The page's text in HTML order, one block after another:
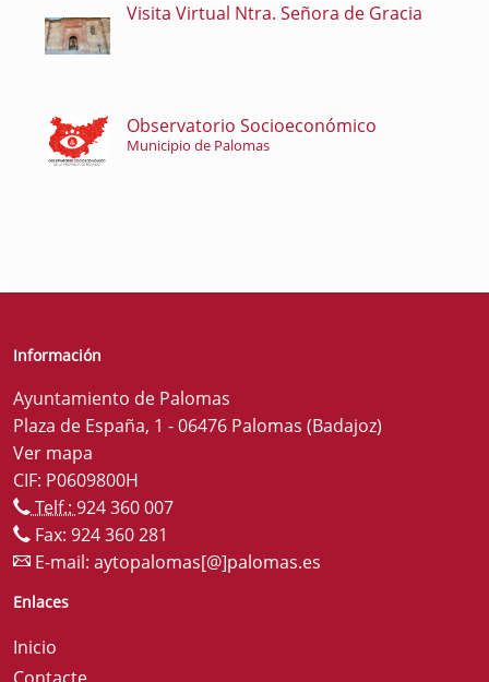
Visita Virtual Ntra. Señora de Gracia
Observatorio Socioeconómico
Municipio de Palomas
Información
Ayuntamiento de Palomas
Plaza de España, 1 - 06476 Palomas (Badajoz)
Ver mapa
CIF: P0609800H
Telf.: 924 360 007
Fax: 924 360 281
E-mail: aytopalomas[@]palomas.es
Enlaces
Inicio